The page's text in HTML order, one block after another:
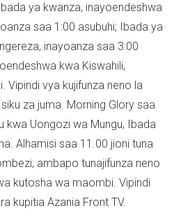
ya kwanza, inayoendeshwa
saa 1:00 asubuhi; Ibada ya
inayoanza saa 3:00
kwa Kiswahili,
Vipindi vya kujifunza neno la
za juma. Morning Glory saa
kwa Uongozi wa Mungu, Ibada
Alhamisi saa 11.00 jioni tuna
ambapo tunajifunza neno
kutosha wa maombi. Vipindi
kupitia Azania Front TV.